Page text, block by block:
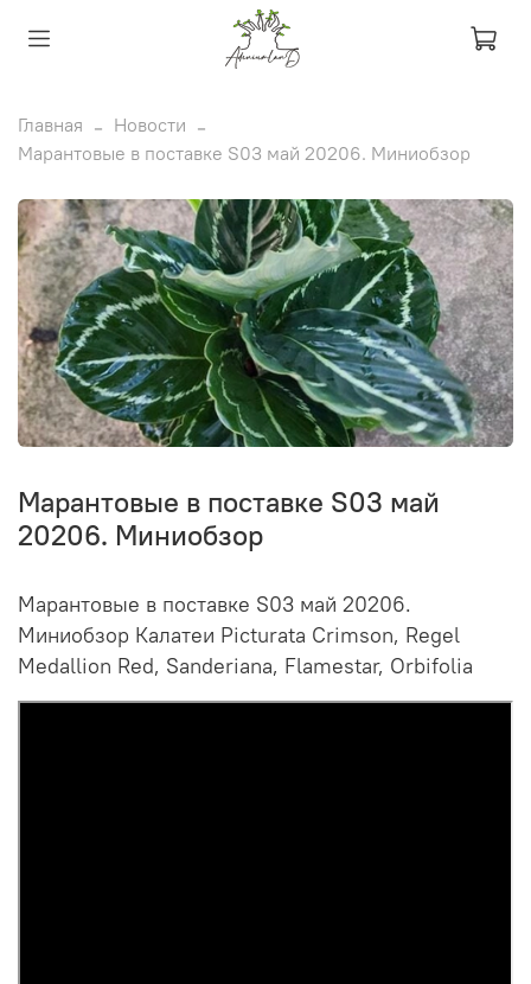
Главная
Новости
Марантовые в поставке S03 май 20206. Миниобзор
Марантовые в поставке S03 май
20206. Миниобзор
Марантовые в поставке S03 май 20206.
Миниобзор Калатеи Picturata Crimson, Regel
Medallion Red, Sanderiana, Flamestar, Orbifolia